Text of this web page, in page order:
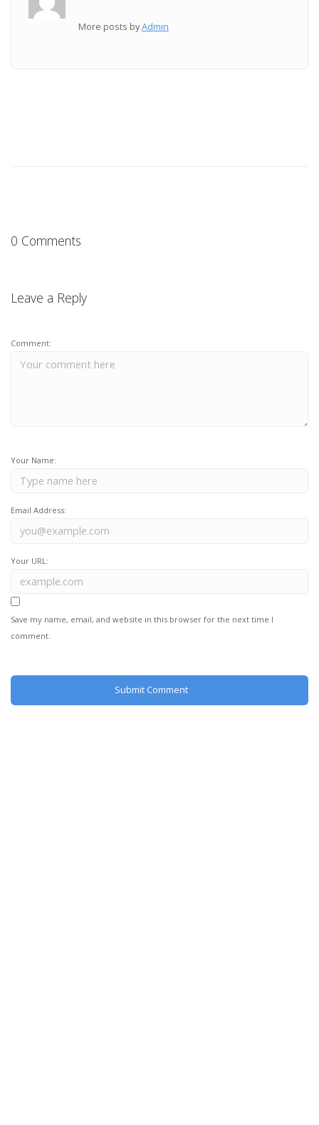
More posts byAdmin
0 Comments
Leave a Reply
Comment:
Your Name:
Email Address:
Your URL:
Save my name, email, and website in this browser for the next time I
comment.